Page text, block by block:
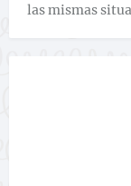
las mismas